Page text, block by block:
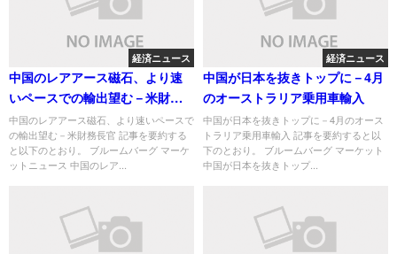
経済ニュース
中国のレアアース磁石、より速
いペースでの輸出望む－米財務
長官
中国のレアアース磁石、より速いペースで
の輸出望む－米財務長官 記事を要約する
と以下のとおり。 ブルームバーグ マーケ
ットニュース 中国のレア...
経済ニュース
中国が日本を抜きトップに－4月
のオーストラリア乗用車輸入
中国が日本を抜きトップに－4月のオース
トラリア乗用車輸入 記事を要約すると以
下のとおり。 ブルームバーグ マーケット
中国が日本を抜きトップ...